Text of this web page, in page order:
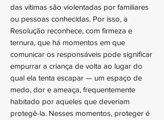
das vítimas são violentadas por familiares
ou pessoas conhecidas. Por isso, a
Resolução reconhece, com firmeza e
ternura, que há momentos em que
comunicar os responsáveis pode significar
empurrar a criança de volta ao lugar do
qual ela tenta escapar — um espaço de
medo, dor e ameaça, frequentemente
habitado por aqueles que deveriam
protegê-la. Nesses momentos, proteger é